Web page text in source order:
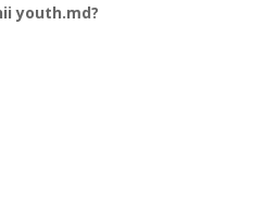
youth.md?